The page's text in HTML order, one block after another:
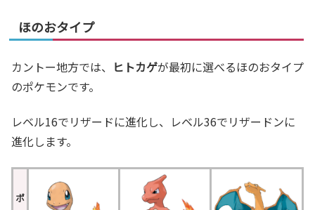
ほのおタイプ
カントー地方では、 ヒトカゲが最初に選べるほのおタイプ
のポケモンです。
レベル16でリザードに進化し、レベル36でリザードンに
進化します。
ポ